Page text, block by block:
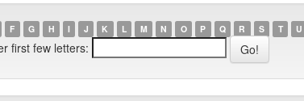
F G H I J K L M N O P Q R S T U
first few letters: